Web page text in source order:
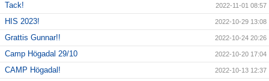
Tack! 2022-11-01 08:57
HIS 2023! 2022-10-29 13:08
Grattis Gunnar!! 2022-10-24 20:26
Camp Högadal 29/10 2022-10-20 17:04
CAMP Högadal! 2022-10-13 12:37